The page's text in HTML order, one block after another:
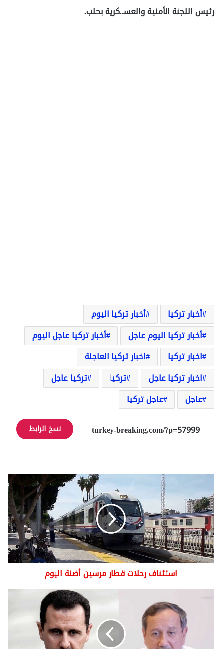
رئيس اللجنة الأمنية والعسـ.كرية بحلب.
أخبار تركيا
أخبار تركيا اليوم
أخبار تركيا اليوم عاجل
أخبار تركيا عاجل اليوم
اخبار تركيا
اخبار تركيا العاجلة
اخبار تركيا عاجل
تركيا
تركيا عاجل
عاجل
عاجل تركيا
نسخ الرابط
رحلات
قطار
مرسين
أضنة
اليوم
استئناف رحلات قطار مرسين أضنة اليوم